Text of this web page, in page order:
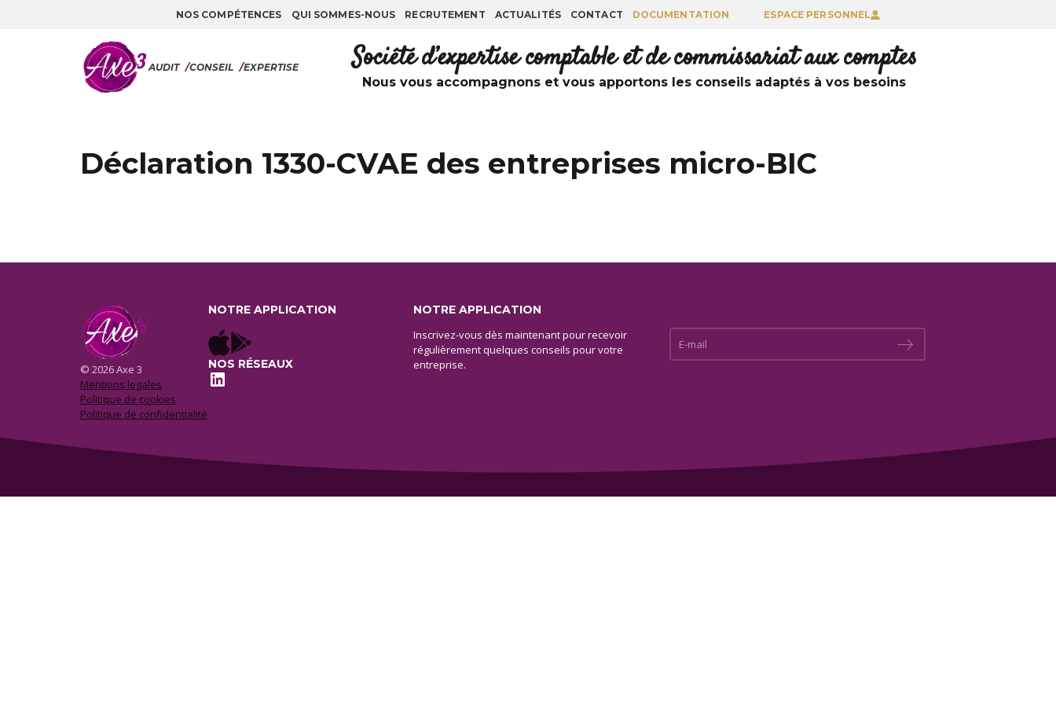
NOS COMPÉTENCES QUI SOMMES-NOUS RECRUTEMENT ACTUALITÉS CONTACT DOCUMENTATION ESPACE PERSONNEL
AUDIT /CONSEIL /EXPERTISE Société d’expertise comptable et de commissariat aux comptes
Nous vous accompagnons et vous apportons les conseils adaptés à vos besoins
Déclaration 1330-CVAE des entreprises micro-BIC
© 2026 Axe 3
Mentions legales
Politique de cookies
Politique de confidentialité
NOTRE APPLICATION
NOS RÉSEAUX
LinkedIn
NOTRE APPLICATION
Inscrivez-vous dès maintenant pour recevoir
régulièrement quelques conseils pour votre
entreprise.